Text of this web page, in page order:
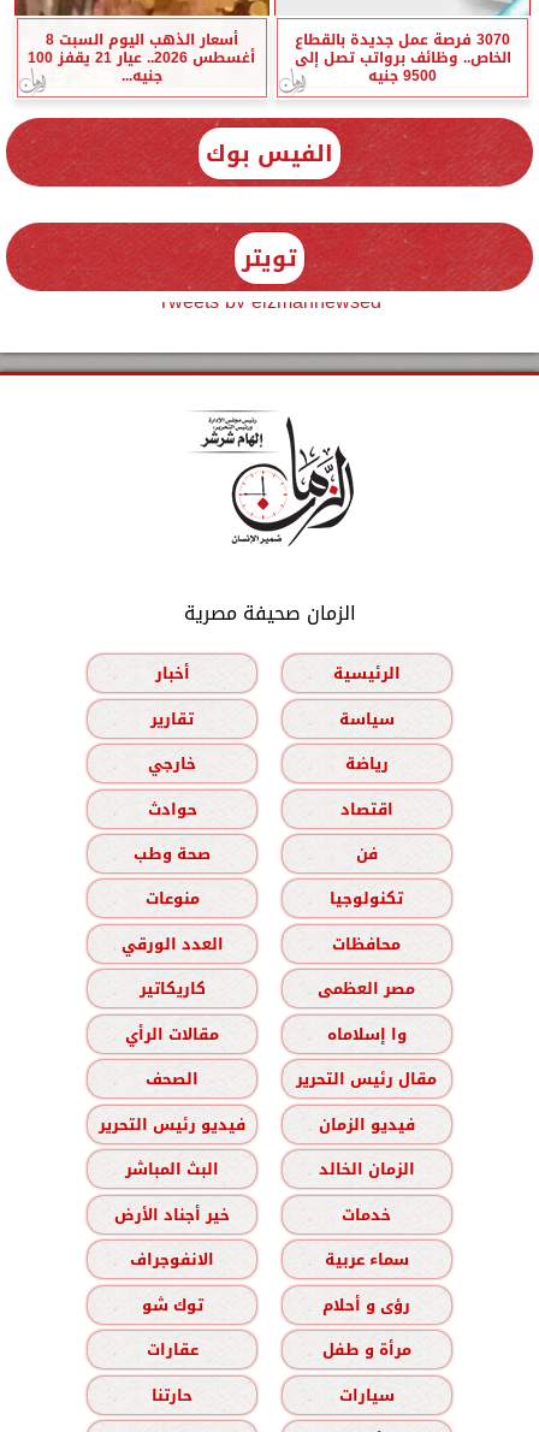
3070 فرصة عمل جديدة بالقطاع
الخاص.. وظائف برواتب تصل إلى
9500 جنيه
أسعار الذهب اليوم السبت 8
أغسطس 2026.. عيار 21 يقفز 100
جنيه...
الفيس بوك
تويتر
Tweets by elzmannewseg
الزمان صحيفة مصرية
الرئيسية
أخبار
سياسة
تقارير
رياضة
خارجي
اقتصاد
حوادث
فن
صحة وطب
تكنولوجيا
منوعات
محافظات
العدد الورقي
مصر العظمى
كاريكاتير
وا إسلاماه
مقالات الرأي
مقال رئيس التحرير
الصحف
فيديو الزمان
فيديو رئيس التحرير
الزمان الخالد
البث المباشر
خدمات
خير أجناد الأرض
سماء عربية
الانفوجراف
رؤى و أحلام
توك شو
مرأة و طفل
عقارات
سيارات
حارتنا